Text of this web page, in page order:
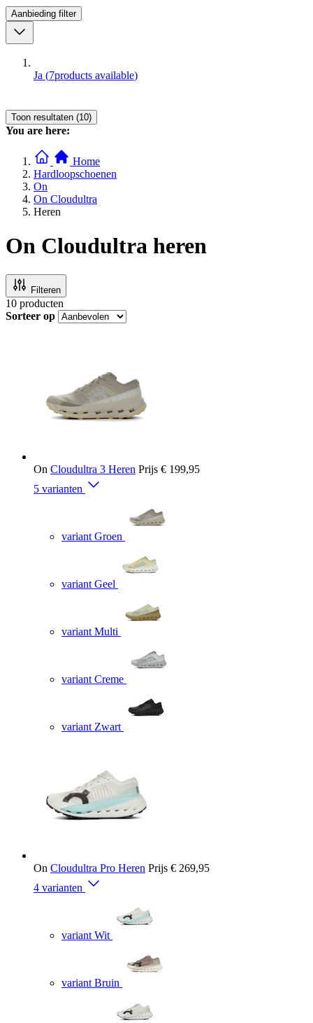
Aanbieding filter
Ja (7products available)
Toon resultaten (10)
You are here:
Home
Hardloopschoenen
On
On Cloudultra
Heren
On Cloudultra heren
Filteren
10 producten
Sorteer op
On Cloudultra 3 Heren Prijs € 199,95
5 varianten
variant Groen
variant Geel
variant Multi
variant Creme
variant Zwart
On Cloudultra Pro Heren Prijs € 269,95
4 varianten
variant Wit
variant Bruin